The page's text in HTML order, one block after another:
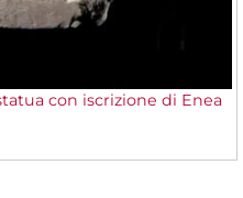
con iscrizione di Enea